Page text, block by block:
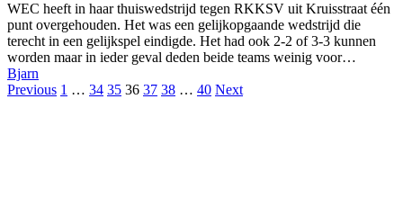
WEC heeft in haar thuiswedstrijd tegen RKKSV uit Kruisstraat één
punt overgehouden. Het was een gelijkopgaande wedstrijd die
terecht in een gelijkspel eindigde. Het had ook 2-2 of 3-3 kunnen
worden maar in ieder geval deden beide teams weinig voor…
Bjarn
Previous 1 … 34 35 36 37 38 … 40 Next